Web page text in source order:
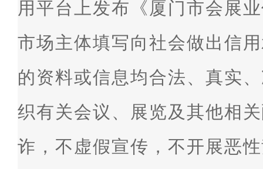
用平台上发布《厦门市会展
市场主体填写向社会做出信
的资料或信息均合法、真实
织有关会议、展览及其他相
诈，不虚假宣传，不开展恶